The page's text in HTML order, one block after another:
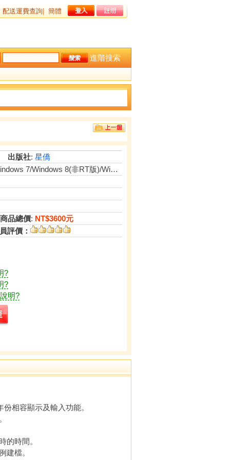
配送運費查詢 簡體
進階搜索
出版社: 星僑
7/Windows 8(非RT版)/Windows 10
商品總價: NT$3600元
評價：
?
?
明?
相容顯示及輸入功能。
的時間。
建檔。